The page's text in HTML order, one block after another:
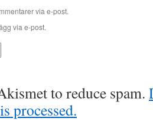
via e-post.
via e-post.
to reduce spam.
processed.